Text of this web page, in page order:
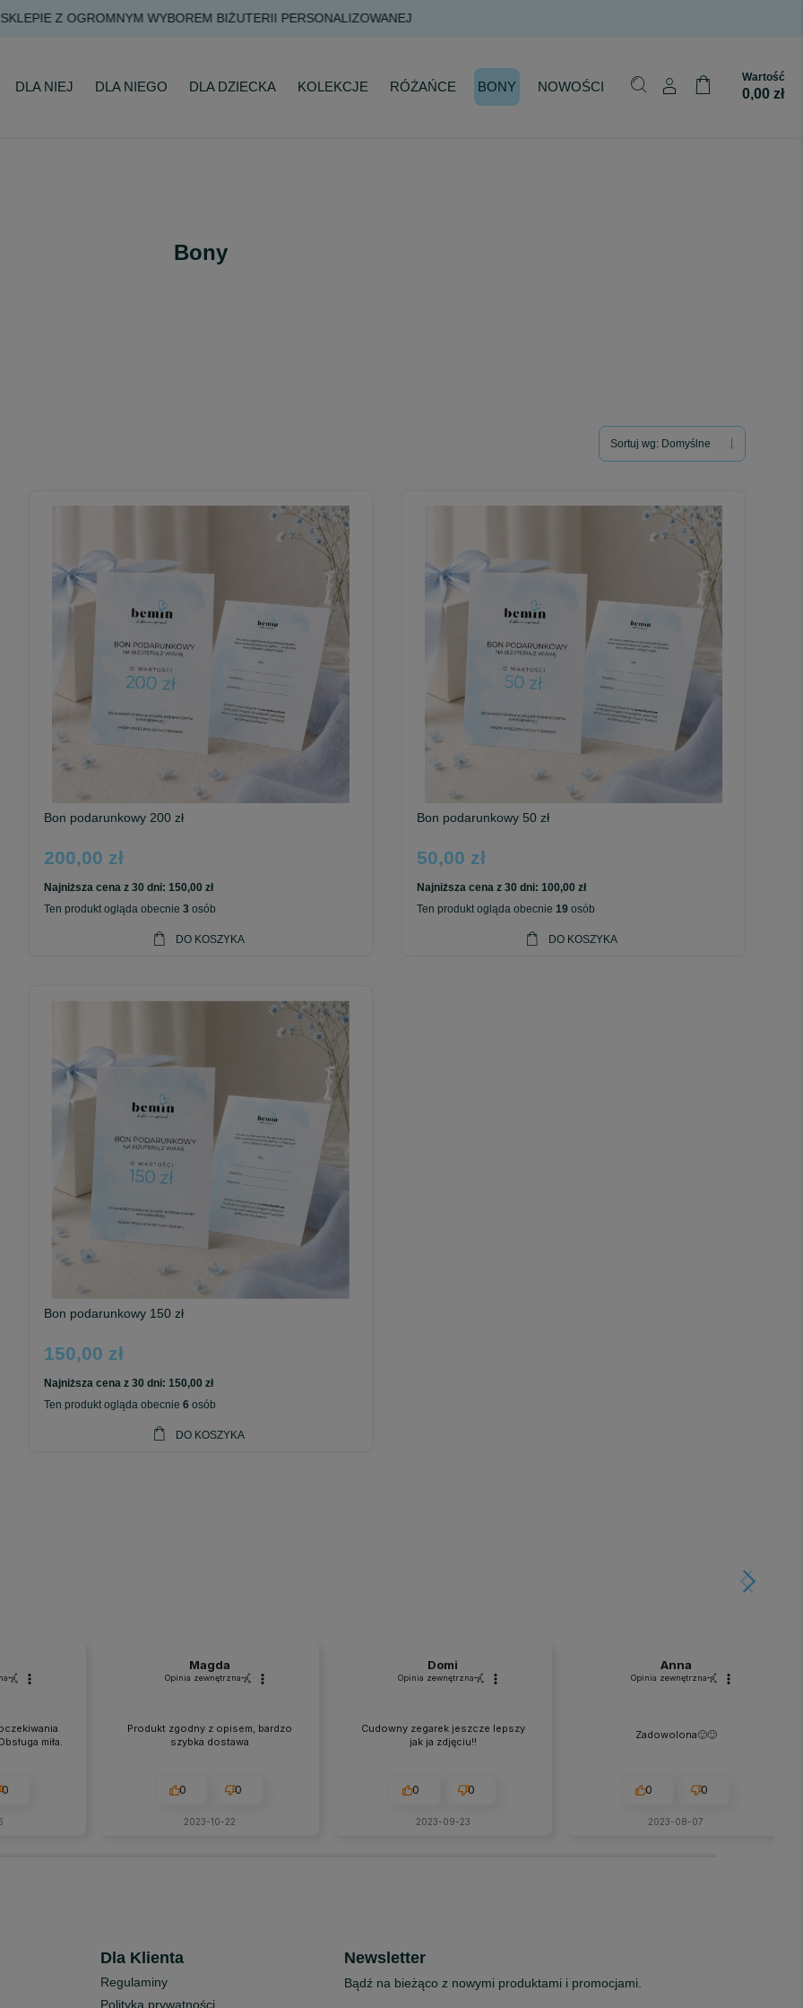
DARMOWA DOSTAWA JUŻ OD 200 ZŁ NA KAŻDE ZAMÓWIENIE
DLA NIEJ DLA NIEGO DLA DZIECKA KOLEKCJE RÓŻAŃCE BONY NOWOŚCI
Wartość
0,00 zł
Bony
będzie tym jednym, wyjątkowym znakiem. Czasem najpiękniejszym prezentem jest możliwość wyboru - spokojnie, we
miłości, modlitwie lub ważnym momencie życia.
wartość na dowolne produkty dostępne w sklepie. Obdarowana osoba może samodzielnie wybrać bransoletkę religijną, dziesiątkę
przesłaniem.
na adres e-mail podany podczas składania zamówienia.
podczas zakupów w sklepie internetowym Bemin.
Sortuj wg: Domyślne
Bon podarunkowy 200 zł
200,00 zł
Najniższa cena z 30 dni: 150,00 zł
Ten produkt ogląda obecnie 3 osób
DO KOSZYKA
Bon podarunkowy 50 zł
50,00 zł
Najniższa cena z 30 dni: 100,00 zł
Ten produkt ogląda obecnie 19osób
DO KOSZYKA
Bon podarunkowy 150 zł
150,00 zł
Najniższa cena z 30 dni: 150,00 zł
Ten produkt ogląda obecnie 6 osób
DO KOSZYKA
miła.
0
Magda
Opinia zewnętrzna
Produkt zgodny z opisem, bardzo
szybka dostawa
0 0
2023-10-22
Domi
Opinia zewnętrzna
Cudowny zegarek jeszcze lepszy
jak ja zdjęciu!!
0 0
2023-09-23
Anna
Opinia zewnętrzna
Zadowolona🙂🙂
0 0
2023-08-07
Dla Klienta
Regulaminy
Polityka prywatności
Newsletter
Bądź na bieżąco z nowymi produktami i promocjami.